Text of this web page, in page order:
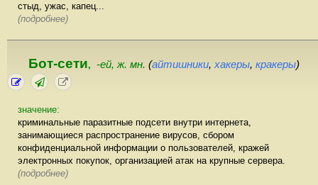
стыд, ужас, капец...
(подробнее)
Бот-сети, -ей, ж. мн. (айтишники,хакеры, кракеры)
значение:
криминальные паразитные подсети внутри интернета,
занимающиеся распространение вирусов, сбором
конфиденциальной информации о пользователей, кражей
электронных покупок, организацией атак на крупные сервера.
(подробнее)